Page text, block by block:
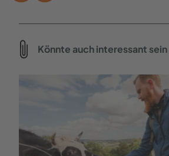
Könnte auch interessant sein